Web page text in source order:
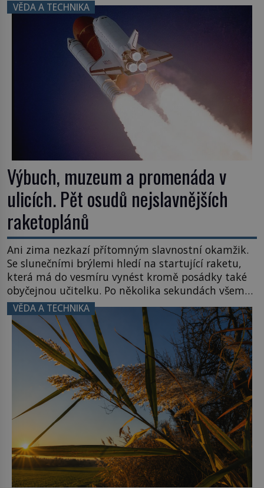
VĚDA A TECHNIKA
Výbuch, muzeum a promenáda v
ulicích. Pět osudů nejslavnějších
raketoplánů
Ani zima nezkazí přítomným slavnostní okamžik.
Se slunečními brýlemi hledí na startující raketu,
která má do vesmíru vynést kromě posádky také
obyčejnou učitelku. Po několika sekundách všem
ztuhnou úsměvy, stroj totiž exploduje. Jejich
konstrukce není z levného kraje, daňové
poplatníky stojí miliardy dolarů. Na druhou stranu
zvládnou jen představitelné věci. Na malé kousky
Název: Columbia První […]
VĚDA A TECHNIKA